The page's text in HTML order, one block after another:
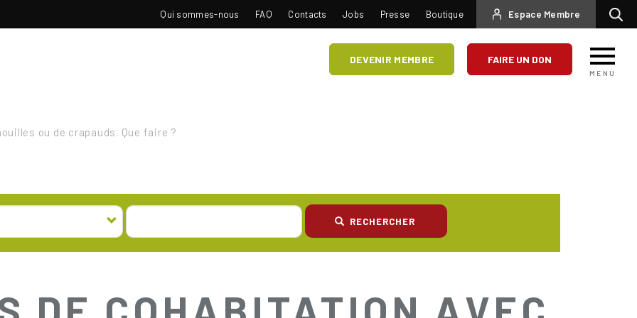
USER
ACCOUNT
MENU
Espace Membre
TOP
NAVIGATION
Qui sommes-nous FAQ Contacts Jobs Presse Boutique
DEVENIR MEMBRE FAIRE UN DON
MENU
ou de crapauds. Que faire ?
RECHERCHER